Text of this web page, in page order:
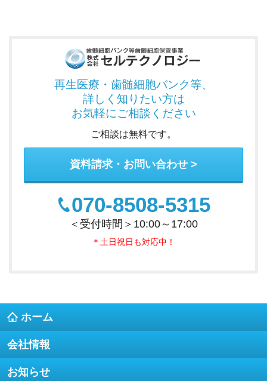
再生医療・歯髄細胞バンク等、
詳しく知りたい方は
お気軽にご相談ください
ご相談は無料です。
資料請求・お問い合わせ
070-8508-5315
＜受付時間＞10:00～17:00
＊土日祝日も対応中！
ホーム
会社情報
お知らせ